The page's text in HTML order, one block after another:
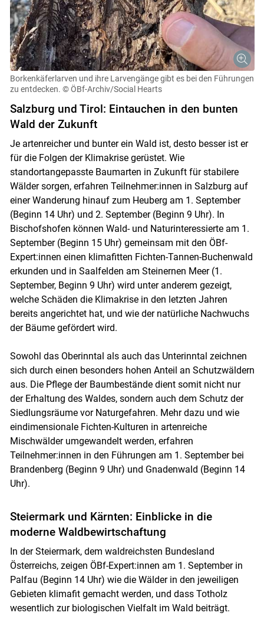
Borkenkäferlarven und ihre Larvengänge gibt es bei den Führungen
zu entdecken. © ÖBf-Archiv/Social Hearts
Salzburg und Tirol: Eintauchen in den bunten
Wald der Zukunft
Je artenreicher und bunter ein Wald ist, desto besser ist er
für die Folgen der Klimakrise gerüstet. Wie
standortangepasste Baumarten in Zukunft für stabilere
Wälder sorgen, erfahren Teilnehmer:innen in Salzburg auf
einer Wanderung hinauf zum Heuberg am 1. September
(Beginn 14 Uhr) und 2. September (Beginn 9 Uhr). In
Bischofshofen können Wald- und Naturinteressierte am 1.
September (Beginn 15 Uhr) gemeinsam mit den ÖBf-
Expert:innen einen klimafitten Fichten-Tannen-Buchenwald
erkunden und in Saalfelden am Steinernen Meer (1.
September, Beginn 9 Uhr) wird unter anderem gezeigt,
welche Schäden die Klimakrise in den letzten Jahren
bereits angerichtet hat, und wie der natürliche Nachwuchs
der Bäume gefördert wird.
Sowohl das Oberinntal als auch das Unterinntal zeichnen
sich durch einen besonders hohen Anteil an Schutzwäldern
aus. Die Pflege der Baumbestände dient somit nicht nur
der Erhaltung des Waldes, sondern auch dem Schutz der
Siedlungsräume vor Naturgefahren. Mehr dazu und wie
eindimensionale Fichten-Kulturen in artenreiche
Mischwälder umgewandelt werden, erfahren
Teilnehmer:innen in den Führungen am 1. September bei
Brandenberg (Beginn 9 Uhr) und Gnadenwald (Beginn 14
Uhr).
Steiermark und Kärnten: Einblicke in die
moderne Waldbewirtschaftung
In der Steiermark, dem waldreichsten Bundesland
Österreichs, zeigen ÖBf-Expert:innen am 1. September in
Palfau (Beginn 14 Uhr) wie die Wälder in den jeweiligen
Gebieten klimafit gemacht werden, und dass Totholz
wesentlich zur biologischen Vielfalt im Wald beiträgt.